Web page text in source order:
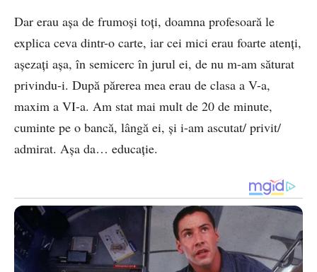
Dar erau așa de frumoși toți, doamna profesoară le
explica ceva dintr-o carte, iar cei mici erau foarte atenți,
așezați așa, în semicerc în jurul ei, de nu m-am săturat
privindu-i. După părerea mea erau de clasa a V-a,
maxim a VI-a. Am stat mai mult de 20 de minute,
cuminte pe o bancă, lângă ei, și i-am ascutat/ privit/
admirat. Așa da… educație.